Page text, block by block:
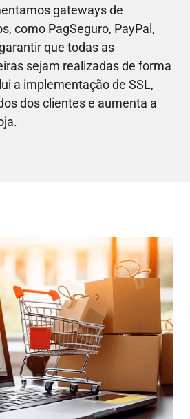
gateways de
como PagSeguro, PayPal,
que todas as
sejam realizadas de forma
a implementação de SSL,
dos clientes e aumenta a